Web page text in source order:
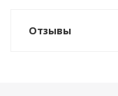
Отзывы